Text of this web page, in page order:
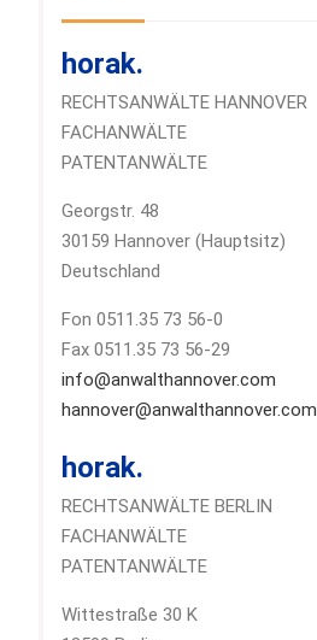
horak.
RECHTSANWÄLTE HANNOVER
FACHANWÄLTE
PATENTANWÄLTE
Georgstr. 48
30159 Hannover (Hauptsitz)
Deutschland
Fon 0511.35 73 56-0
Fax 0511.35 73 56-29
info@anwalthannover.com
hannover@anwalthannover.com
horak.
RECHTSANWÄLTE BERLIN
FACHANWÄLTE
PATENTANWÄLTE
Wittestraße 30 K